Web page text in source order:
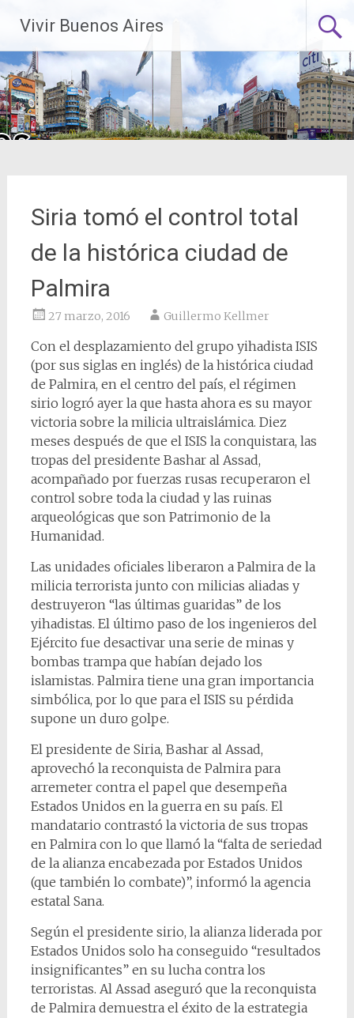
contenido
Vivir Buenos Aires
Siria tomó el control total
de la histórica ciudad de
Palmira
27 marzo, 2016 Guillermo Kellmer
Con el desplazamiento del grupo yihadista ISIS
(por sus siglas en inglés) de la histórica ciudad
de Palmira, en el centro del país, el régimen
sirio logró ayer la que hasta ahora es su mayor
victoria sobre la milicia ultraislámica. Diez
meses después de que el ISIS la conquistara, las
tropas del presidente Bashar al Assad,
acompañado por fuerzas rusas recuperaron el
control sobre toda la ciudad y las ruinas
arqueológicas que son Patrimonio de la
Humanidad.
Las unidades oficiales liberaron a Palmira de la
milicia terrorista junto con milicias aliadas y
destruyeron “las últimas guaridas” de los
yihadistas. El último paso de los ingenieros del
Ejército fue desactivar una serie de minas y
bombas trampa que habían dejado los
islamistas. Palmira tiene una gran importancia
simbólica, por lo que para el ISIS su pérdida
supone un duro golpe.
El presidente de Siria, Bashar al Assad,
aprovechó la reconquista de Palmira para
arremeter contra el papel que desempeña
Estados Unidos en la guerra en su país. El
mandatario contrastó la victoria de sus tropas
en Palmira con lo que llamó la “falta de seriedad
de la alianza encabezada por Estados Unidos
(que también lo combate)”, informó la agencia
estatal Sana.
Según el presidente sirio, la alianza liderada por
Estados Unidos solo ha conseguido “resultados
insignificantes” en su lucha contra los
terroristas. Al Assad aseguró que la reconquista
de Palmira demuestra el éxito de la estrategia